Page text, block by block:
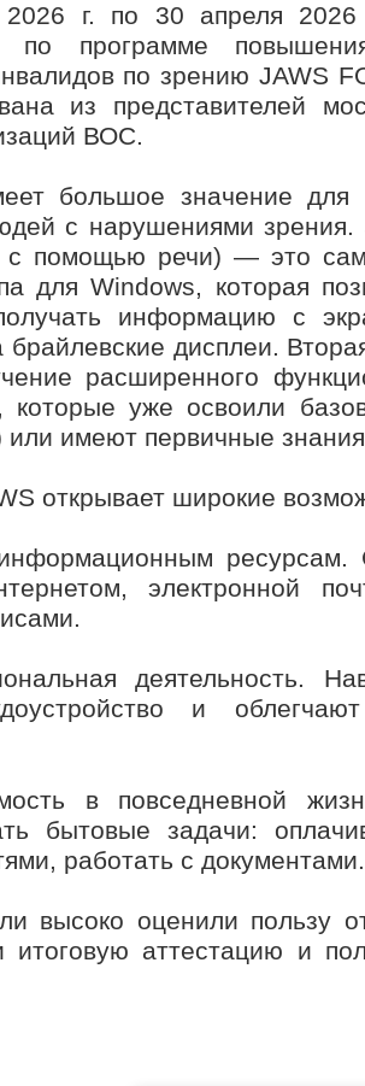
г. по 30 апреля 2026
по программе
по зрению JAWS
из представителей
ВОС.
большое значение для
с нарушениями
с помощью речи) — это
для Windows, которая
информацию с
дисплеи.
расширенного
которые уже освоили
или имеют первичные
открывает широкие
ресурсам.
электронной
деятельность.
и облегчают
в повседневной
бытовые задачи:
работать с документами.
высоко оценили пользу
аттестацию и